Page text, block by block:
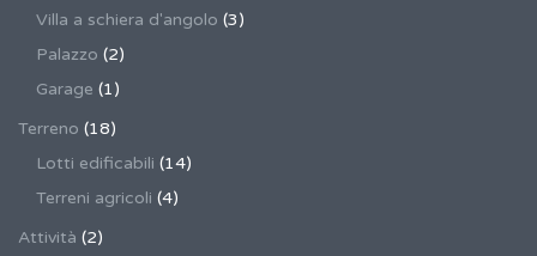
Villa a schiera d'angolo (3)
Palazzo (2)
Garage (1)
Terreno (18)
Lotti edificabili (14)
Terreni agricoli (4)
Attività (2)